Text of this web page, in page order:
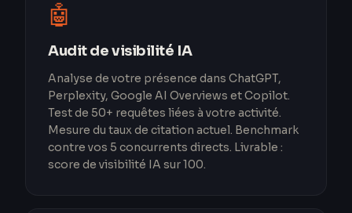
🤖
Audit de visibilité IA
Analyse de votre présence dans ChatGPT,
Perplexity, Google AI Overviews et Copilot.
Test de 50+ requêtes liées à votre activité.
Mesure du taux de citation actuel. Benchmark
contre vos 5 concurrents directs. Livrable :
score de visibilité IA sur 100.